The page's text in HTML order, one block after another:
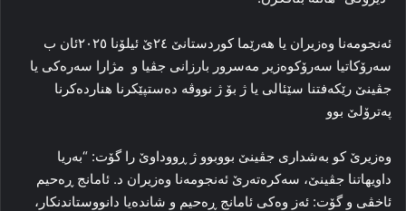
ئه‌نجومه‌نا وه‌زیران یا هه‌رێما کوردستانێ ۲٤ێ ئیلۆنا ۲۰۲٥ئان ب
سه‌رۆکاتیا سه‌رۆکوه‌زیر مەسرور بارزانی جڤیا و مژارا سه‌ره‌کی‌ یا
جڤینێ رێکەفتنا سێئالی یا ژ بۆ ژ نووڤه‌ ده‌ستپێکرنا هنارده‌کرنا
په‌ترۆلێ بوو
وه‌زیرێ کو به‌شداری جڤینێ بووبوو ژ ڕووداوێ را گۆت: “به‌ریا
داویهاتنا جڤینێ، سه‌کره‌ته‌رێ ئه‌نجومه‌نا وه‌زیران د. ئامانج ڕه‌حیم
ئاخڤی و گۆت: ئەز وه‌کی ئامانج ڕه‌حیم و شانده‌یا دانووستاندنکار،